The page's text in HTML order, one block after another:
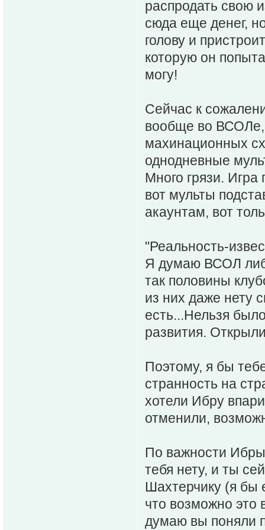
распродать свою
сюда еще денег,
голову и
которую он
могу!
Сейчас к
вообще во ВСОЛе,
махинационных
однодневные
Много грязи. Игра
вот мульты
акаунтам, вот
"Реальность-
Я думаю ВСОЛ
так половины
из них даже нету
есть...Нельзя
развития.
Поэтому, я бы
странность на
хотели Ибру
отменили,
По важности Ибры
тебя нету, и ты
Шахтерчику (я бы
что возможно это
думаю вы поняли